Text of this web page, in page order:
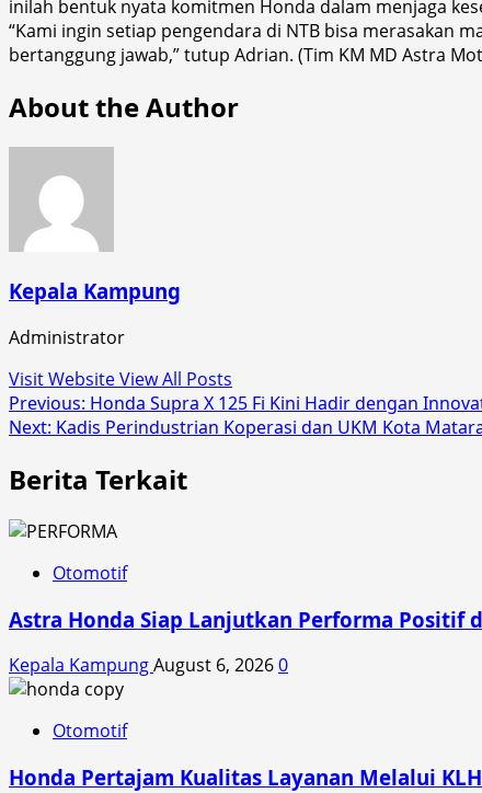
inilah bentuk nyata komitmen Honda dalam menjaga
“Kami ingin setiap pengendara di NTB bisa merasakan
bertanggung jawab,” tutup Adrian. (Tim KM MD Astra
About the Author
Kepala Kampung
Administrator
Visit WebsiteView All Posts
Post
navigation
Previous: Honda Supra X 125 Fi Kini Hadir dengan
Next: Kadis Perindustrian Koperasi dan UKM Kota
Berita Terkait
Otomotif
Astra Honda Siap Lanjutkan Performa Positif
Kepala KampungAugust 6, 20260
Otomotif
Honda Pertajam Kualitas Layanan Melalui